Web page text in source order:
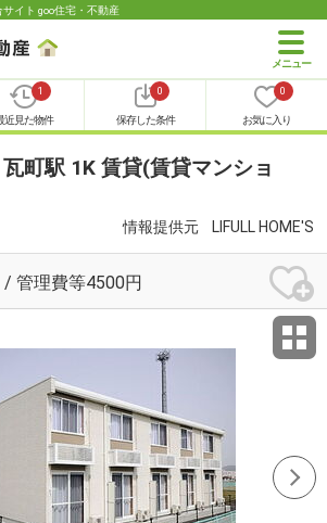
イト goo住宅・不動産
1
近見た物件
0
保存した条件
0
お気に入り
町駅 1K 賃貸(賃貸マンショ
情報提供元 LIFULL HOME'S
/ 管理費等4500円